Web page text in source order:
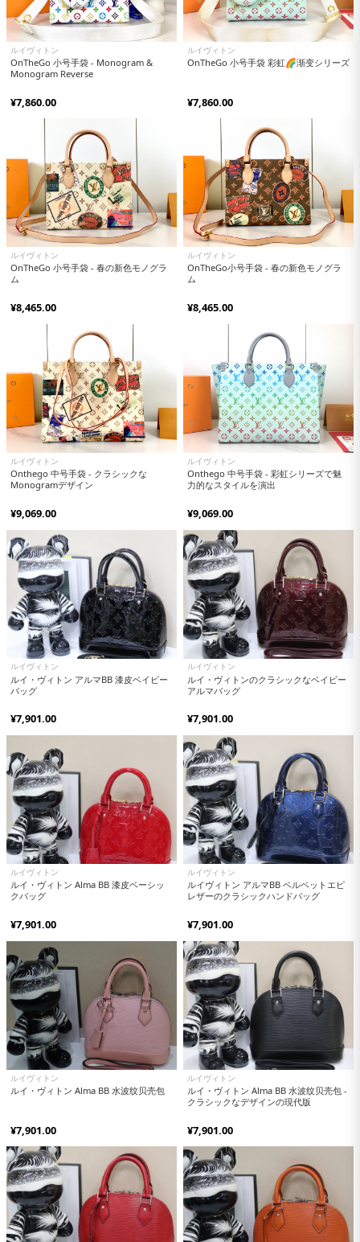
ルイヴィトン
OnTheGo 小号手袋 - Monogram &
Monogram Reverse
¥7,860.00
ルイヴィトン
OnTheGo 小号手袋 彩虹🌈渐变シリーズ
¥7,860.00
ルイヴィトン
OnTheGo 小号手袋 - 春の新色モノグラ
ム
¥8,465.00
ルイヴィトン
OnTheGo小号手袋 - 春の新色モノグラ
ム
¥8,465.00
ルイヴィトン
Onthego 中号手袋 - クラシックな
Monogramデザイン
¥9,069.00
ルイヴィトン
Onthego 中号手袋 - 彩虹シリーズで魅
力的なスタイルを演出
¥9,069.00
ルイヴィトン
ルイ・ヴィトン アルマBB 漆皮ベイビー
バッグ
¥7,901.00
ルイヴィトン
ルイ・ヴィトンのクラシックなベイビー
アルマバッグ
¥7,901.00
ルイヴィトン
ルイ・ヴィトン Alma BB 漆皮ベーシッ
クバッグ
¥7,901.00
ルイヴィトン
ルイヴィトン アルマBB ベルベットエピ
レザーのクラシックハンドバッグ
¥7,901.00
ルイヴィトン
ルイ・ヴィトン Alma BB 水波纹贝壳包
¥7,901.00
ルイヴィトン
ルイ・ヴィトン Alma BB 水波纹贝壳包 -
クラシックなデザインの現代版
¥7,901.00